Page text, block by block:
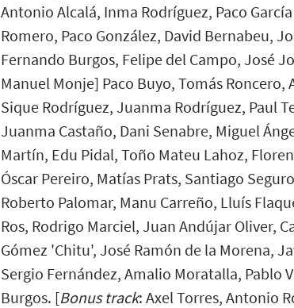
Antonio Alcalá, Inma Rodríguez, Paco
Romero, Paco González, David Bernabeu,
Fernando Burgos, Felipe del Campo, José
Manuel Monje] Paco Buyo, Tomás
Sique Rodríguez, Juanma Rodríguez, Paul
Juanma Castaño, Dani Senabre, Miguel
Martín, Edu Pidal, Toño Mateu Lahoz,
Óscar Pereiro, Matías Prats, Santiago
Roberto Palomar, Manu Carreño, Lluís
Ros, Rodrigo Marciel, Juan Andújar Oliver,
Gómez 'Chitu', José Ramón de la Morena,
Sergio Fernández, Amalio Moratalla, Pablo
Burgos. [Bonus track: Axel Torres, Antonio